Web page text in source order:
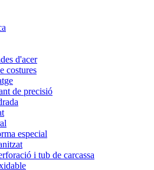
d'acer
costures
de precisió
especial
i tub de carcassa